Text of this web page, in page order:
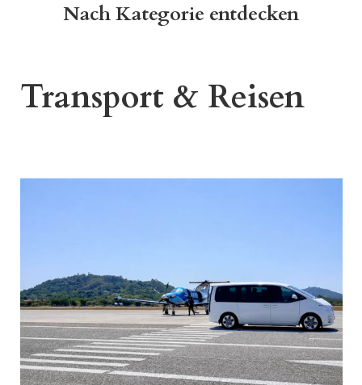
Nach Kategorie entdecken
Transport & Reisen